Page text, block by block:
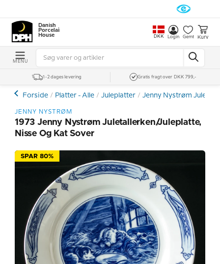
Danish
Porcelain
House
DKK Login Gemt Kurv
MENU
1-2 dages levering Gratis fragt over DKK 799,-
Forside Platter - Alle Juleplatter Jenny Nystrøm
JENNY NYSTRØM
1973 Jenny Nystrøm Juletallerken/Juleplatte,
Nisse Og Kat Sover
SPAR 80%